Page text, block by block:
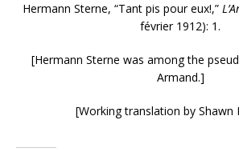
Hermann Sterne, “Tant pis pour eux!,”
février 1912): 1.
[Hermann Sterne was among the
Armand.]
[Working translation by Shawn